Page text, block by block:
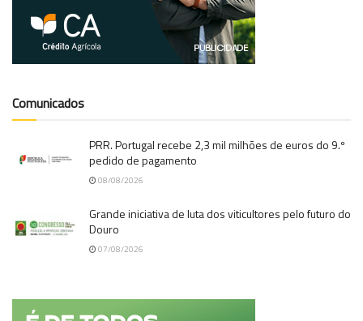
Comunicados
PRR. Portugal recebe 2,3 mil milhões de euros do 9.º
pedido de pagamento
08/08/2026
Grande iniciativa de luta dos viticultores pelo futuro do
Douro
07/08/2026